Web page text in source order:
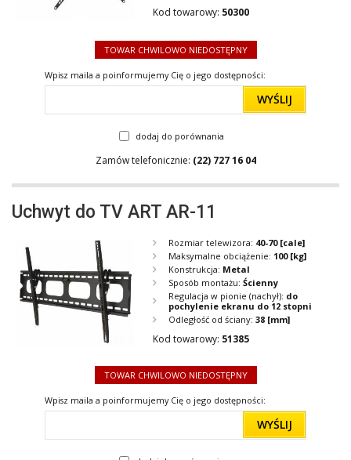
Kod towarowy: 50300
TOWAR CHWILOWO NIEDOSTĘPNY
Wpisz maila a poinformujemy Cię o jego dostępności:
WYŚLIJ
dodaj do porównania
Zamów telefonicznie: (22) 727 16 04
Uchwyt do TV ART AR-11
Rozmiar telewizora: 40-70 [cale]
Maksymalne obciążenie: 100 [kg]
Konstrukcja: Metal
Sposób montażu: Ścienny
Regulacja w pionie (nachył): do
pochylenie ekranu do 12 stopni
Odległość od ściany: 38 [mm]
Kod towarowy: 51385
TOWAR CHWILOWO NIEDOSTĘPNY
Wpisz maila a poinformujemy Cię o jego dostępności:
WYŚLIJ